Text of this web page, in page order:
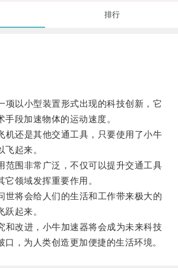
排行
以小型装置形式出现的科技创新，它
手段加速物体的运动速度。
还是其他交通工具，只要使用了小牛
起来。
围非常广泛，不仅可以提升交通工具
它领域发挥重要作用。
将会给人们的生活和工作带来极大的
起来。
改进，小牛加速器将会成为未来科技
口，为人类创造更加便捷的生活环境。